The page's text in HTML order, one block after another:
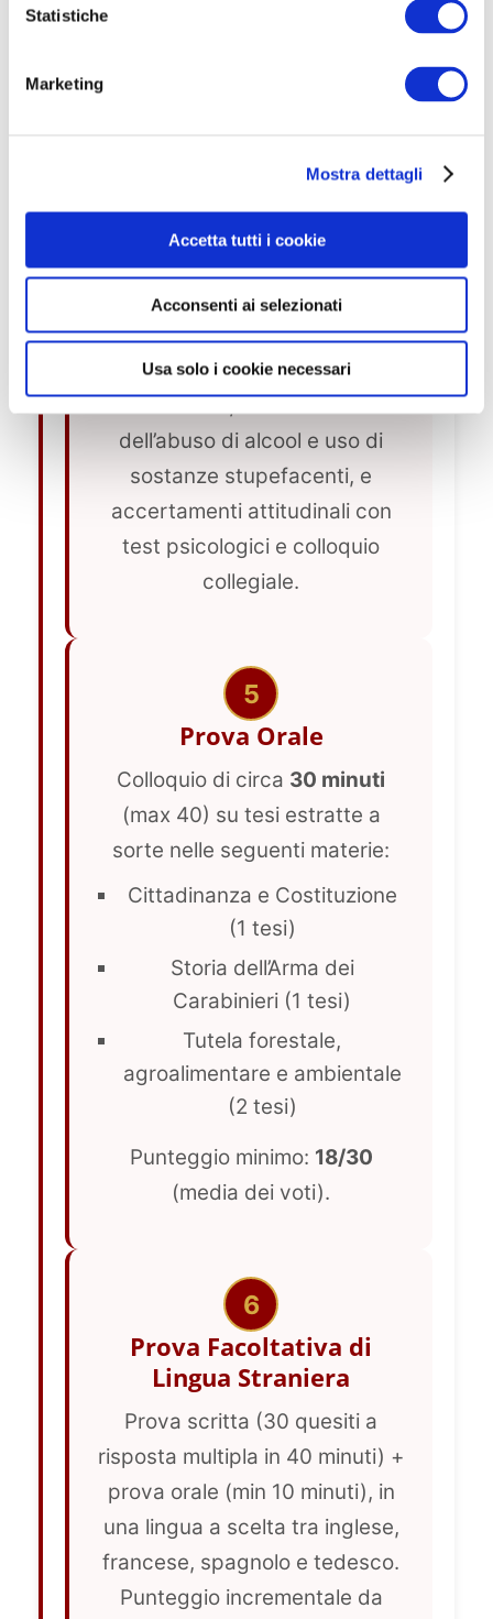
Statistiche
Marketing
Mostra dettagli
Accetta tutti i cookie
Acconsenti ai selezionati
Usa solo i cookie necessari
Accertamenti Psico-Fisici
e Attitudinali
Comprendono visite
specialistiche (cardiologiche,
oculistiche, odontoiatriche,
ORL, psichiatriche), esami di
laboratorio, accertamento
dell’abuso di alcool e uso di
sostanze stupefacenti, e
accertamenti attitudinali con
test psicologici e colloquio
collegiale.
5
Prova Orale
Colloquio di circa 30 minuti
(max 40) su tesi estratte a
sorte nelle seguenti materie:
Cittadinanza e Costituzione
(1 tesi)
Storia dell’Arma dei
Carabinieri (1 tesi)
Tutela forestale,
agroalimentare e ambientale
(2 tesi)
Punteggio minimo: 18/30
(media dei voti).
6
Prova Facoltativa di
Lingua Straniera
Prova scritta (30 quesiti a
risposta multipla in 40 minuti) +
prova orale (min 10 minuti), in
una lingua a scelta tra inglese,
francese, spagnolo e tedesco.
Punteggio incrementale da